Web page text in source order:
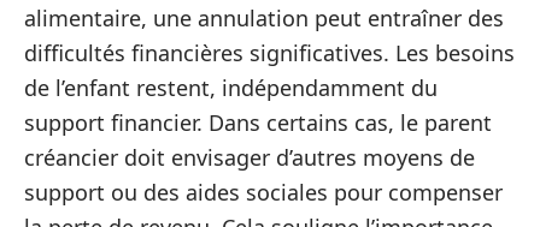
alimentaire, une annulation peut entraîner des
difficultés financières significatives. Les besoins
de l’enfant restent, indépendamment du
support financier. Dans certains cas, le parent
créancier doit envisager d’autres moyens de
support ou des aides sociales pour compenser